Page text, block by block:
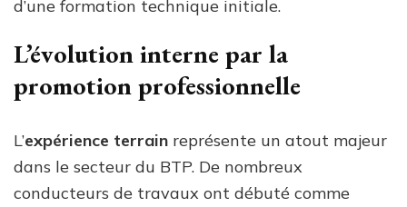
d’une formation technique initiale.
L’évolution interne par la
promotion professionnelle
L’expérience terrain représente un atout majeur
dans le secteur du BTP. De nombreux
conducteurs de travaux ont débuté comme